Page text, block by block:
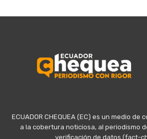
ECUADOR CHEQUEA (EC) es un medio
a la cobertura noticiosa, al periodismo
verificación de datos (fact-